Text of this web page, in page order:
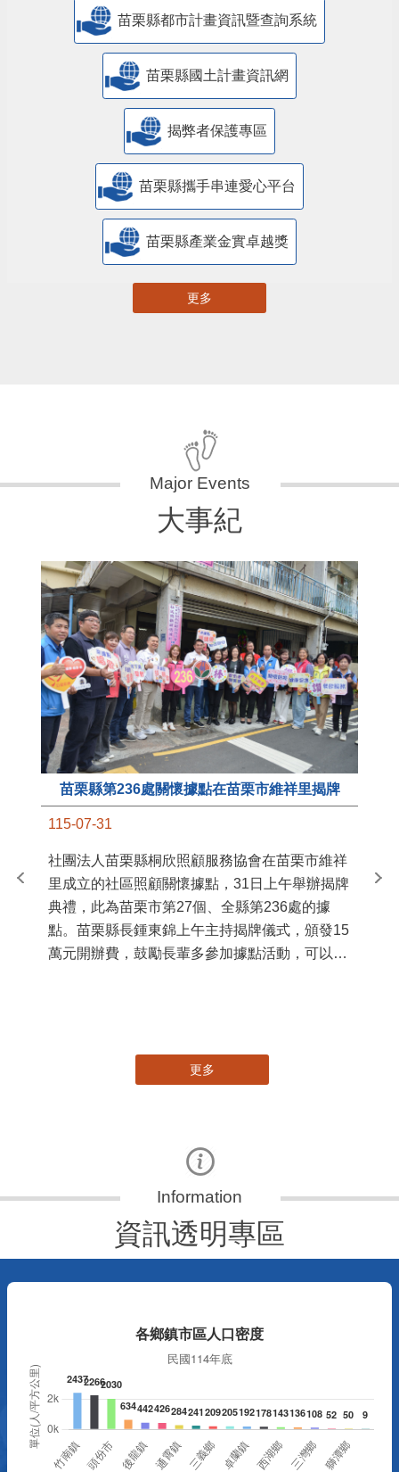
苗栗縣都市計畫資訊暨查詢系統
苗栗縣國土計畫資訊網
揭弊者保護專區
苗栗縣攜手串連愛心平台
苗栗縣產業金實卓越獎
更多
大事紀
苗栗縣第236處關懷據點在苗栗市維祥里揭牌
115-07-31
社團法人苗栗縣桐欣照顧服務協會在苗栗市維祥
里成立的社區照顧關懷據點，31日上午舉辦揭牌
典禮，此為苗栗市第27個、全縣第236處的據
點。苗栗縣長鍾東錦上午主持揭牌儀式，頒發15
萬元開辦費，鼓勵長輩多參加據點活動，可以更
更多
資訊透明專區